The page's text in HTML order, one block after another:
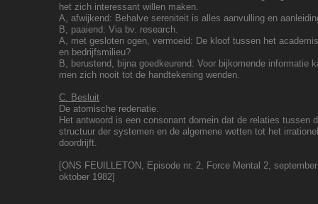
het zich interessant willen maken.
A, afwijkend: Behalve sereniteit is alles aanvulling en
B, paaiend: Via bv. research.
A, met gesloten ogen, vermoeid: De kloof tussen het
en bedrijfsmilieu?
B, berustend, bijna goedkeurend: Voor bijkomende informatie
men zich nooit tot de handtekening wenden.
C. Besluit
De atomische redenatie.
Het antwoord is een consonant domein dat de relaties tussen
structuur der systemen en de algemene wetten tot het
doordrijft.
[ONS FEUILLETON, Episode nr. 2, Force Mental 2,
oktober 1982]